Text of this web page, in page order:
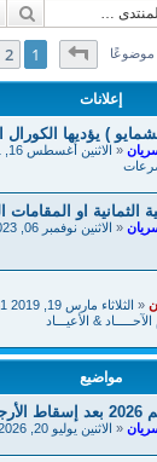
1من16
1
2
إعلانات
) يؤديها الكورال
«الاثنين أغسطس 16, 2021 12:17 pm
الثمانية او المقامات
«الاثنين نوفمبر 06, 2023 4:57 pm
«الثلاثاء مارس 19, 2019 12:31 am
& الأعيـــاد
مواضيع
«الاثنين يوليو 20, 2026 11:09 pm